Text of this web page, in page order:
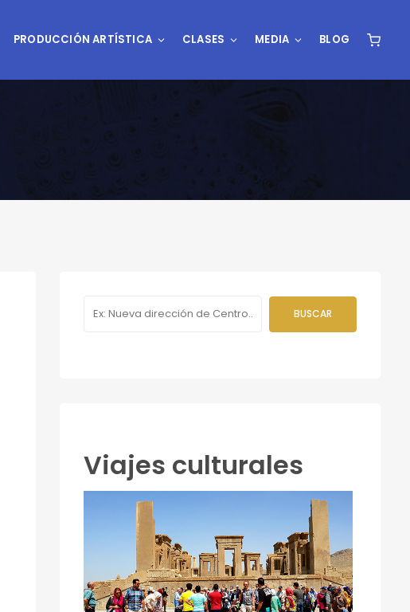
PRODUCCIÓN ARTÍSTICA CLASES MEDIA BLOG
Viajes culturales